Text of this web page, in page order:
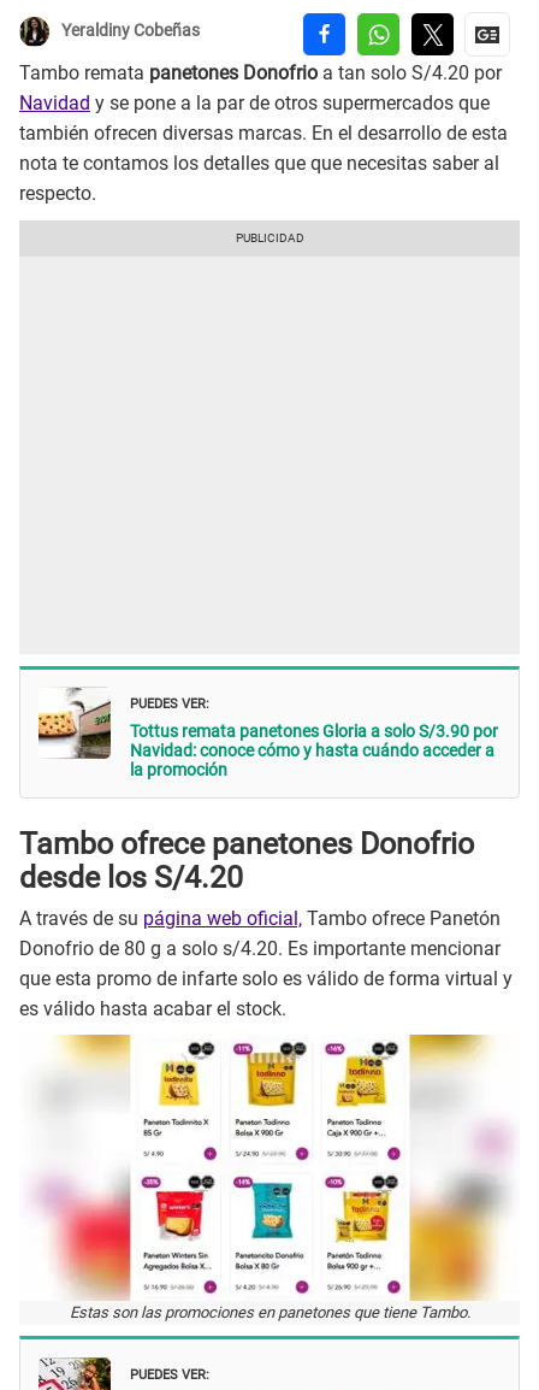
Yeraldiny Cobeñas
Tambo remata panetones Donofrio a tan solo S/4.20 por
Navidad y se pone a la par de otros supermercados que
también ofrecen diversas marcas. En el desarrollo de esta
nota te contamos los detalles que que necesitas saber al
respecto.
PUEDES VER:
Tottus remata panetones Gloria a solo S/3.90 por
Navidad: conoce cómo y hasta cuándo acceder a
la promoción
Tambo ofrece panetones Donofrio
desde los S/4.20
A través de su página web oficial, Tambo ofrece Panetón
Donofrio de 80 g a solo s/4.20. Es importante mencionar
que esta promo de infarte solo es válido de forma virtual y
es válido hasta acabar el stock.
Estas son las promociones en panetones que tiene Tambo.
PUEDES VER: